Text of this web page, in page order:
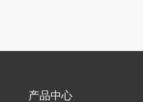
产品中心